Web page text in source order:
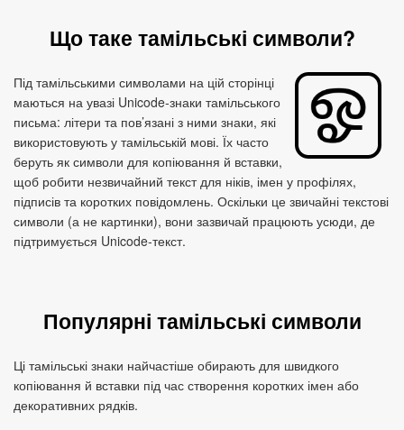
Що таке тамільські символи?
Під тамільськими символами на цій сторінці
маються на увазі Unicode‑знаки тамільського
письма: літери та пов’язані з ними знаки, які
використовують у тамільській мові. Їх часто
беруть як символи для копіювання й вставки,
щоб робити незвичайний текст для ніків, імен у профілях,
підписів та коротких повідомлень. Оскільки це звичайні текстові
символи (а не картинки), вони зазвичай працюють усюди, де
підтримується Unicode‑текст.
Популярні тамільські символи
Ці тамільські знаки найчастіше обирають для швидкого
копіювання й вставки під час створення коротких імен або
декоративних рядків.